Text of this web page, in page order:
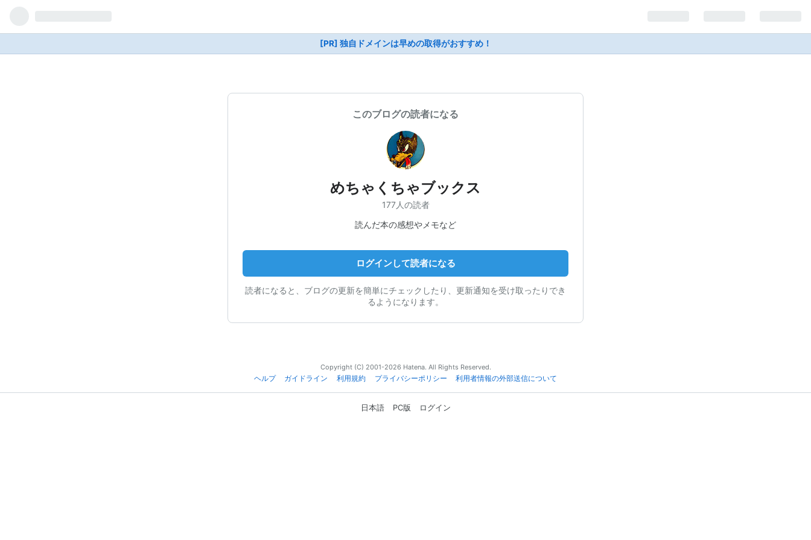
[PR] 独自ドメインは早めの取得がおすすめ！
このブログの読者になる
めちゃくちゃブックス
177人の読者
読んだ本の感想やメモなど
ログインして読者になる
読者になると、ブログの更新を簡単にチェックしたり、更新通知を受け取ったりでき
るようになります。
Copyright (C) 2001-2026 Hatena. All Rights Reserved.
ヘルプ
ガイドライン 利用規約 プライバシーポリシー 利用者情報の外部送信について
日本語 PC版 ログイン